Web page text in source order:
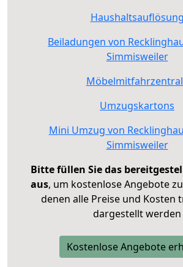
Haushaltsauflösung
Beiladungen von
Simmisweiler
Umzugskartons
Mini Umzug von
Simmisweiler
Bitte füllen Sie das
aus, um kostenlose Angebote
denen alle Preise und Kosten
dargestellt werden
Kostenlose Angebote